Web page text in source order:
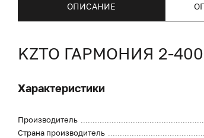
ОПИСАНИЕ
KZTO ГАРМОНИЯ 2-
Характеристики
Производитель
Страна производитель